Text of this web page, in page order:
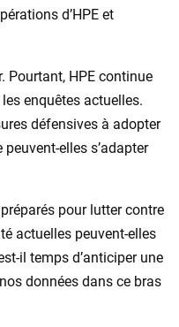
d’HPE et
Pourtant, HPE continue
enquêtes actuelles.
défensives à adopter
elles s’adapter
pour lutter contre
actuelles peuvent-elles
il temps d’anticiper une
données dans ce bras